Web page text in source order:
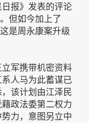
报》发表的评论
但如今加上了
是周永康案升级
军携带机密资料
人马为此蓄谋已
该计划由江泽民
政法委第二权力
力，意图另立中